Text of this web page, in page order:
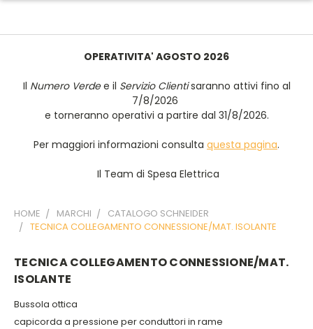
OPERATIVITA' AGOSTO 2026
Il Numero Verdee il Servizio Clientisaranno attivi fino al
7/8/2026
e torneranno operativi a partire dal 31/8/2026.
Per maggiori informazioni consulta questa pagina.
Il Team di Spesa Elettrica
HOME MARCHI
CATALOGO SCHNEIDER
TECNICA COLLEGAMENTO CONNESSIONE/MAT. ISOLANTE
TECNICA COLLEGAMENTO CONNESSIONE/MAT.
ISOLANTE
Bussola ottica
capicorda a pressione per conduttori in rame